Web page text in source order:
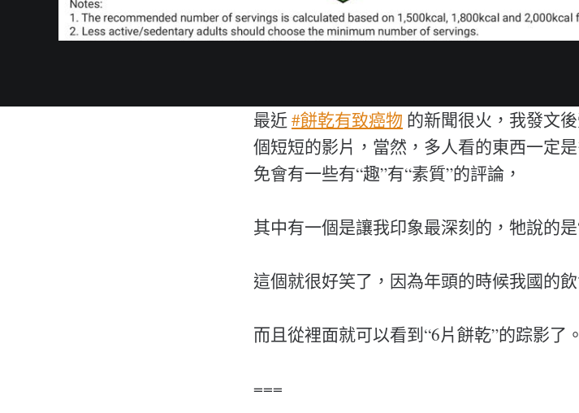
最近 #餅乾有致癌物 的新聞很火，我發文
個短短的影片，當然，多人看的東西一定
免會有一些有“趣”有“素質”的評論，
其中有一個是讓我印象最深刻的，牠說的
這個就很好笑了，因為年頭的時候我國的
而且從裡面就可以看到“6片餅乾”的踪影了。
===